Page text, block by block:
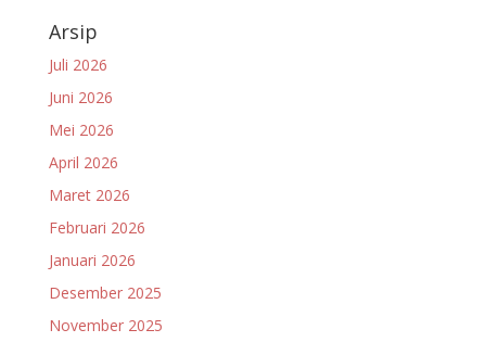
Arsip
Juli 2026
Juni 2026
Mei 2026
April 2026
Maret 2026
Februari 2026
Januari 2026
Desember 2025
November 2025